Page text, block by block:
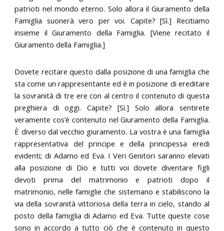
patrioti nel mondo eterno. Solo allora il Giuramento della
Famiglia suonerà vero per voi. Capite? [Sì.] Recitiamo
insieme il Giuramento della Famiglia. [Viene recitato il
Giuramento della Famiglia.]
Dovete recitare questo dalla posizione di una famiglia che
sta come un rappresentante ed è in posizione di ereditare
la sovranità di tre ere con al centro il contenuto di questa
preghiera di oggi. Capite? [Sì.] Solo allora sentirete
veramente cos’è contenuto nel Giuramento della Famiglia.
È diverso dal vecchio giuramento. La vostra è una famiglia
rappresentativa del principe e della principessa eredi
evidenti; di Adamo ed Eva. I Veri Genitori saranno elevati
alla posizione di Dio e tutti voi dovete diventare figli
devoti prima del matrimonio e patrioti dopo il
matrimonio, nelle famiglie che sistemano e stabiliscono la
via della sovranità vittoriosa della terra in cielo, stando al
posto della famiglia di Adamo ed Eva. Tutte queste cose
sono in accordo a tutto ciò che è contenuto in questo